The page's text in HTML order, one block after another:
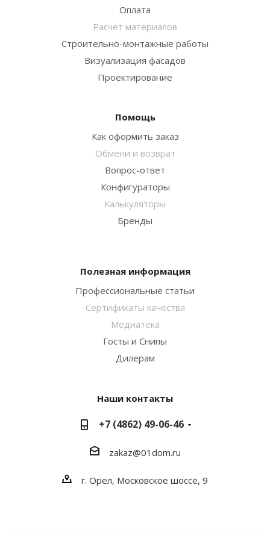
Оплата
Расчет материалов
Строительно-монтажные работы
Визуализация фасадов
Проектирование
Помощь
Как оформить заказ
Обмени и возврат
Вопрос-ответ
Конфигураторы
Калькуляторы
Бренды
Полезная информация
Профессиональные статьи
Сертификаты качества
Медиатека
Госты и Снипы
Дилерам
Наши контакты
+7 (4862) 49-06-46
zakaz@01dom.ru
г. Орел, Московское шоссе, 9